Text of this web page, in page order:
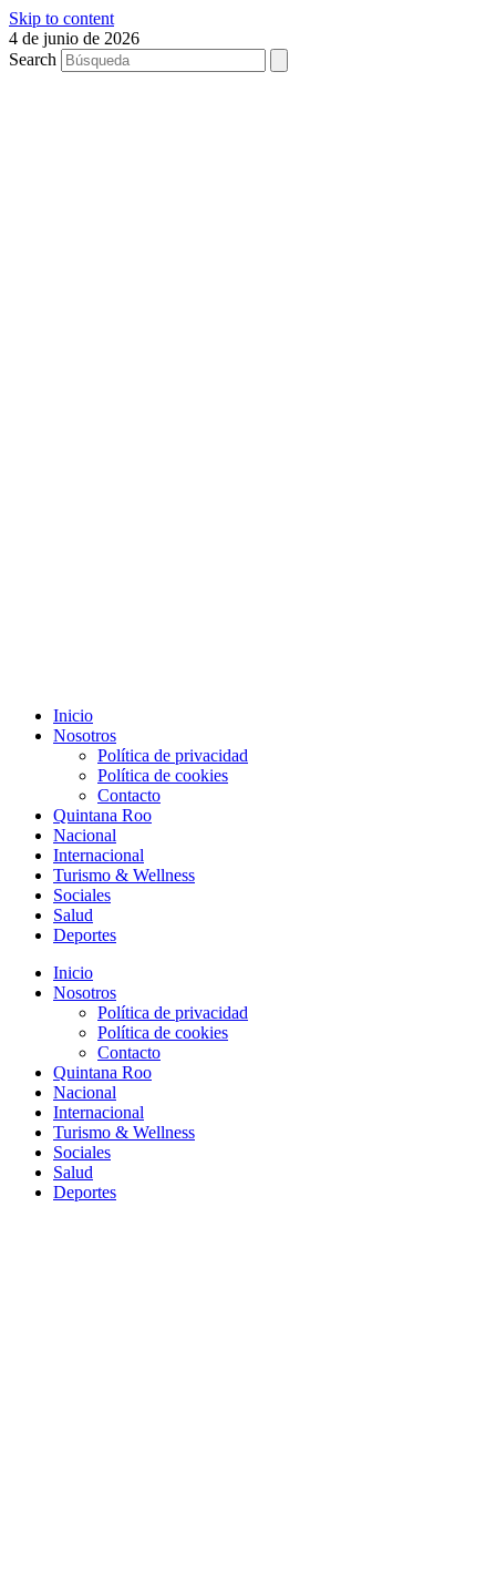
Skip to content
4 de junio de 2026
Search
Inicio
Nosotros
Política de privacidad
Política de cookies
Contacto
Quintana Roo
Nacional
Internacional
Turismo & Wellness
Sociales
Salud
Deportes
Inicio
Nosotros
Política de privacidad
Política de cookies
Contacto
Quintana Roo
Nacional
Internacional
Turismo & Wellness
Sociales
Salud
Deportes